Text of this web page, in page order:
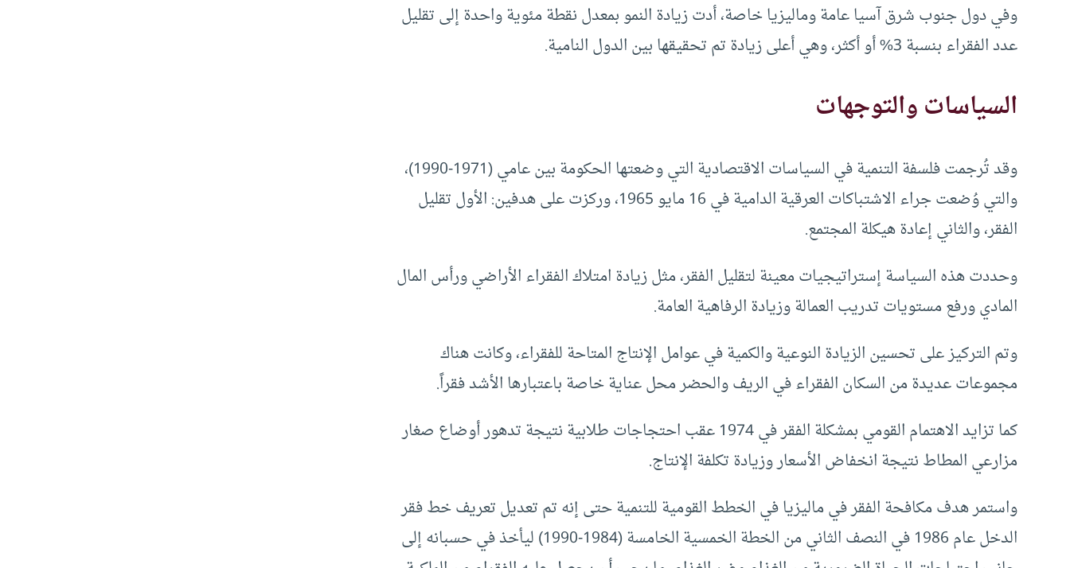
وفي دول جنوب شرق آسيا عامة وماليزيا خاصة، أدت زيادة النمو بمعدل نقطة مئوية واحدة إلى تقليل
عدد الفقراء بنسبة 3% أو أكثر، وهي أعلى زيادة تم تحقيقها بين الدول النامية.
السياسات والتوجهات
وقد تُرجمت فلسفة التنمية في السياسات الاقتصادية التي وضعتها الحكومة بين عامي (1971-1990)،
والتي وُضعت جراء الاشتباكات العرقية الدامية في 16 مايو 1965، وركزت على هدفين: الأول تقليل
الفقر، والثاني إعادة هيكلة المجتمع.
وحددت هذه السياسة إستراتيجيات معينة لتقليل الفقر، مثل زيادة امتلاك الفقراء الأراضي ورأس المال
المادي ورفع مستويات تدريب العمالة وزيادة الرفاهية العامة.
وتم التركيز على تحسين الزيادة النوعية والكمية في عوامل الإنتاج المتاحة للفقراء، وكانت هناك
مجموعات عديدة من السكان الفقراء في الريف والحضر محل عناية خاصة باعتبارها الأشد فقراً.
كما تزايد الاهتمام القومي بمشكلة الفقر في 1974 عقب احتجاجات طلابية نتيجة تدهور أوضاع صغار
مزارعي المطاط نتيجة انخفاض الأسعار وزيادة تكلفة الإنتاج.
واستمر هدف مكافحة الفقر في ماليزيا في الخطط القومية للتنمية حتى إنه تم تعديل تعريف خط فقر
الدخل عام 1986 في النصف الثاني من الخطة الخمسية الخامسة (1984-1990) ليأخذ في حسبانه إلى